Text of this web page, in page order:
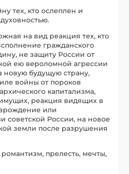
тех, кто ослеплен и
на вид реакция тех, кто
гражданского
не защиту России от
ею вероломной агрессии
новую будущую страну,
войны от пороков
капитализма,
реакция видящих в
или
советской России, на новое
земли после разрушения
романтизм, прелесть, мечты,